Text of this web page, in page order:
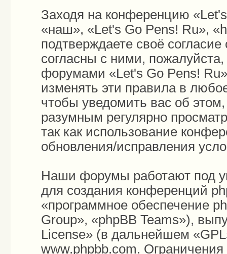
Заходя на конференцию
«наш», «Let's Go Pens! Ru»,
подтверждаете своё
согласны с ними,
форумами «Let's Go Pens!
изменять эти правила в
чтобы уведомить вас об
разумным регулярно
так как использование
обновления/исправления
Наши форумы работают под
для создания конференций
«программное обеспечение
Group», «phpBB Teams»),
License» (в дальнейшем
www.phpbb.com.